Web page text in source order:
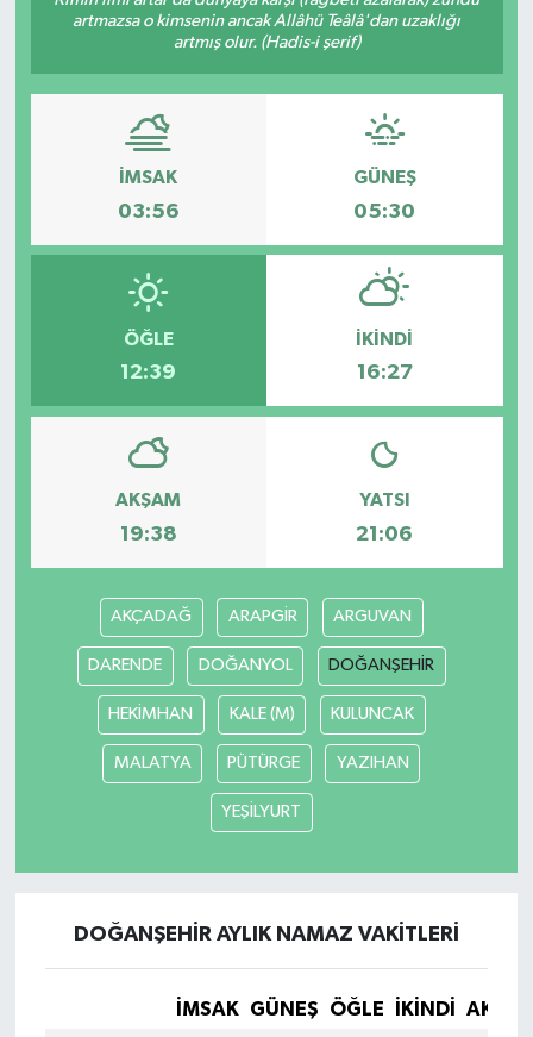
artmazsa o kimsenin ancak Allâhü Teâlâ'dan uzaklığı
artmış olur. (Hadis-i şerif)
İMSAK
03:56
GÜNEŞ
05:30
ÖĞLE
12:39
İKINDI
16:27
AKŞAM
19:38
YATSI
21:06
AKÇADAĞ ARAPGİR ARGUVAN
DARENDE DOĞANYOL DOĞANŞEHİR
HEKİMHAN KALE (M) KULUNCAK
MALATYA PÜTÜRGE YAZIHAN
YEŞİLYURT
DOĞANŞEHİR AYLIK NAMAZ VAKITLERI
İMSAK GÜNEŞ ÖĞLE İKINDI